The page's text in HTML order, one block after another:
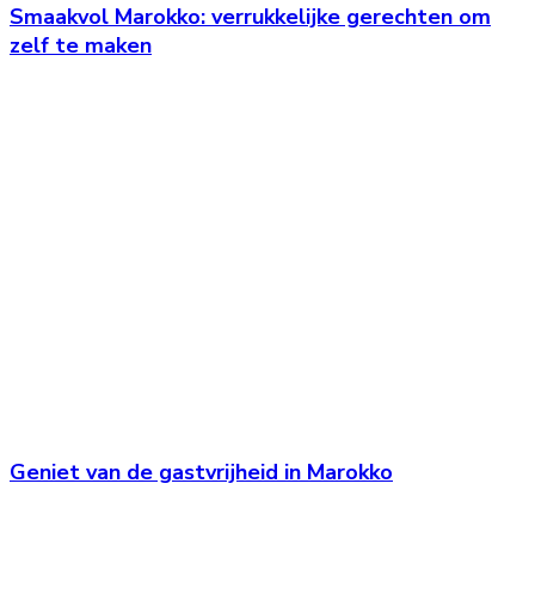
Smaakvol Marokko: verrukkelijke gerechten om
zelf te maken
Geniet van de gastvrijheid in Marokko